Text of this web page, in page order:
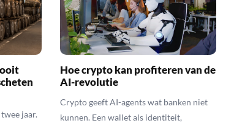
jaar.
Hoe crypto kan profiteren van de
AI-revolutie
Crypto geeft AI-agents wat banken niet
kunnen. Een wallet als identiteit,